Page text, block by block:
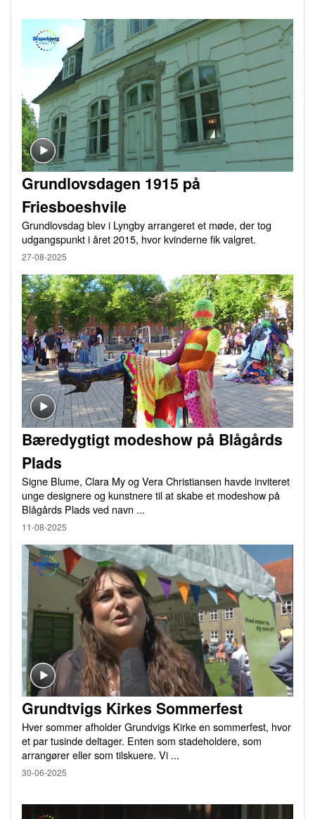
Grundlovsdagen 1915 på
Friesboeshvile
Grundlovsdag blev i Lyngby arrangeret et møde, der tog
udgangspunkt i året 2015, hvor kvinderne fik valgret.
27-08-2025
Bæredygtigt modeshow på Blågårds
Plads
Signe Blume, Clara My og Vera Christiansen havde inviteret
unge designere og kunstnere til at skabe et modeshow på
Blågårds Plads ved navn ...
11-08-2025
Grundtvigs Kirkes Sommerfest
Hver sommer afholder Grundvigs Kirke en sommerfest, hvor
et par tusinde deltager. Enten som stadeholdere, som
arrangører eller som tilskuere. Vi ...
30-06-2025